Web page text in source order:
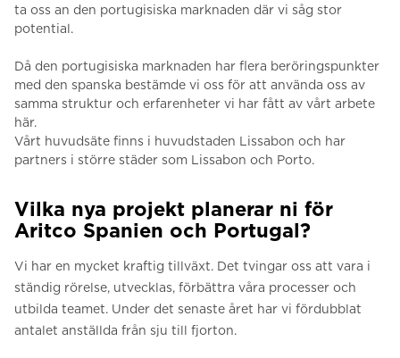
ta oss an den portugisiska marknaden där vi såg stor
potential.
Då den portugisiska marknaden har flera beröringspunkter
med den spanska bestämde vi oss för att använda oss av
samma struktur och erfarenheter vi har fått av vårt arbete
här.
Vårt huvudsäte finns i huvudstaden Lissabon och har
partners i större städer som Lissabon och Porto.
Vilka nya projekt planerar ni för
Aritco Spanien och Portugal?
Vi har en mycket kraftig tillväxt. Det tvingar oss att vara i
ständig rörelse, utvecklas, förbättra våra processer och
utbilda teamet. Under det senaste året har vi fördubblat
antalet anställda från sju till fjorton.